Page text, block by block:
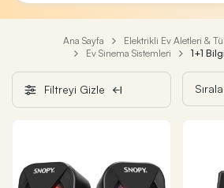
Ana Sayfa
Elektrikli Ev Aletleri &
Ev Sinema Sistemleri
1+1
Filtreyi Gizle